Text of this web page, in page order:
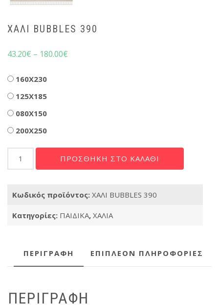
ΧΑΛΙ BUBBLES 390
43.20€ – 180.00€
160X230
125X185
080X150
200X250
BUBBLES
ΠΡΟΣΘΉΚΗ ΣΤΟ ΚΑΛΆΘΙ
Κωδικός προϊόντος: ΧΑΛΙ BUBBLES 390
Κατηγορίες: ΠΑΙΔΙΚΑ, ΧΑΛΙΑ
ΠΕΡΙΓΡΑΦΉ ΕΠΙΠΛΈΟΝ ΠΛΗΡΟΦΟΡΊΕΣ
ΠΕΡΙΓΡΑΦΉ